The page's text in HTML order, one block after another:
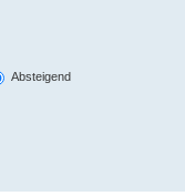
Absteigend